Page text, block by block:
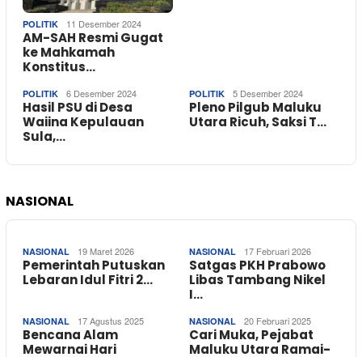
POLITIK 11 Desember 2024
AM-SAH Resmi Gugat
ke Mahkamah
Konstitus…
POLITIK 6 Desember 2024
Hasil PSU di Desa
Waiina Kepulauan
Sula,…
POLITIK 5 Desember 2024
Pleno Pilgub Maluku
Utara Ricuh, Saksi T…
NASIONAL
NASIONAL 19 Maret 2026
Pemerintah Putuskan
Lebaran Idul Fitri 2…
NASIONAL 17 Februari 2026
Satgas PKH Prabowo
Libas Tambang Nikel
I…
NASIONAL 17 Agustus 2025
Bencana Alam
Mewarnai Hari
NASIONAL 20 Februari 2025
Cari Muka, Pejabat
Maluku Utara Ramai-